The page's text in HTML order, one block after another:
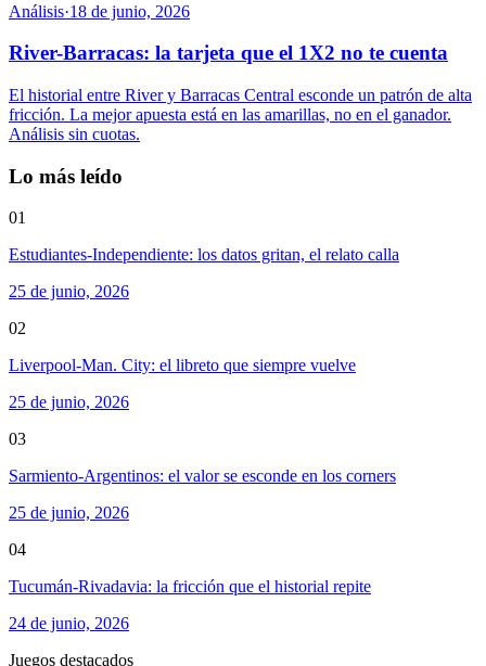
Análisis·18 de junio, 2026
River-Barracas: la tarjeta que el 1X2 no te cuenta
El historial entre River y Barracas Central esconde un patrón de alta
fricción. La mejor apuesta está en las amarillas, no en el ganador.
Análisis sin cuotas.
Lo más leído
01
Estudiantes-Independiente: los datos gritan, el relato calla
25 de junio, 2026
02
Liverpool-Man. City: el libreto que siempre vuelve
25 de junio, 2026
03
Sarmiento-Argentinos: el valor se esconde en los corners
25 de junio, 2026
04
Tucumán-Rivadavia: la fricción que el historial repite
24 de junio, 2026
Juegos destacados